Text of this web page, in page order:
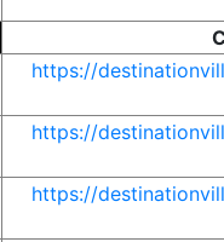
https://
https://
https://